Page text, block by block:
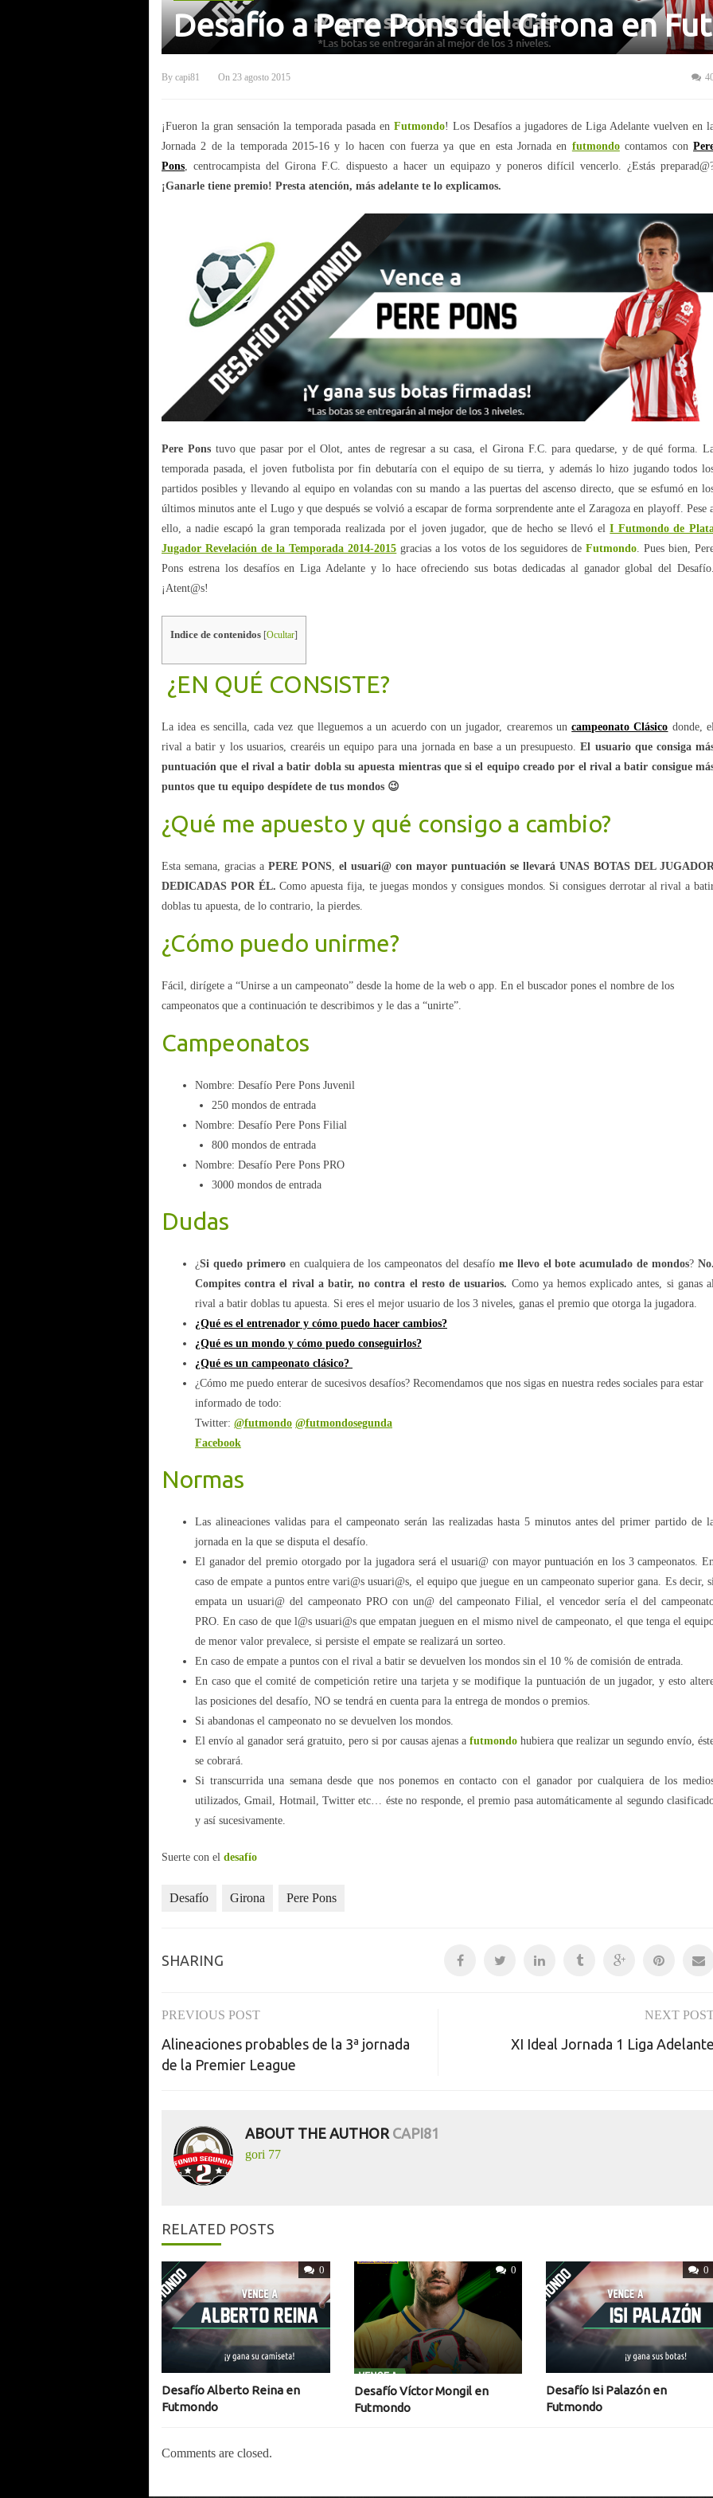
Desafío a Pere Pons del Girona en
By capi81 On 23 agosto 2015
¡Fueron la gran sensación la temporada pasada en Futmondo! Los Desafíos a jugadores de Liga Adelante vuelven en
Jornada 2 de la temporada 2015-16 y lo hacen con fuerza ya que en esta Jornada en futmondocontamos con
Pons, centrocampista del Girona F.C. dispuesto a hacer un equipazo y poneros difícil vencerlo. ¿Estás
¡Ganarle tiene premio! Presta atención, más adelante te lo explicamos.
Pere Ponstuvo que pasar por el Olot, antes de regresar a su casa, el Girona F.C. para quedarse, y de qué forma.
temporada pasada, el joven futbolista por fin debutaría con el equipo de su tierra, y además lo hizo jugando todos
partidos posibles y llevando al equipo en volandas con su mando a las puertas del ascenso directo, que se esfumó en
últimos minutos ante el Lugo y que después se volvió a escapar de forma sorprendente ante el Zaragoza en playoff. Pese
ello, a nadie escapó la gran temporada realizada por el joven jugador, que de hecho se llevó elI Futmondo de
Jugador Revelación de la Temporada 2014-2015 gracias a los votos de los seguidores de Futmondo. Pues bien,
Pons estrena los desafíos en Liga Adelante y lo hace ofreciendo sus botas dedicadas al ganador global del
¡Atent@s!
Indice de contenidos [Ocultar]
¿EN QUÉ CONSISTE?
La idea es sencilla, cada vez que lleguemos a un acuerdo con un jugador, crearemos uncampeonato Clásico donde,
rival a batir y los usuarios, crearéis un equipo para una jornada en base a un presupuesto.El usuario que consiga
puntuación que el rival a batir dobla su apuesta mientras que si el equipo creado por el rival a batir consigue
puntos que tu equipo despídete de tus mondos 😉
¿Qué me apuesto y qué consigo a cambio?
Esta semana, gracias a PERE PONS, el usuari@ con mayor puntuación se llevará UNAS BOTAS DEL
DEDICADAS POR ÉL. Como apuesta fija, te juegas mondos y consigues mondos. Si consigues derrotar al rival a
doblas tu apuesta, de lo contrario, la pierdes.
¿Cómo puedo unirme?
Fácil, dirígete a “Unirse a un campeonato” desde la home de la web o app. En el buscador pones el nombre de los
campeonatos que a continuación te describimos y le das a “unirte”.
Campeonatos
Nombre: Desafío Pere Pons Juvenil
250 mondos de entrada
Nombre: Desafío Pere Pons Filial
800 mondos de entrada
Nombre: Desafío Pere Pons PRO
3000 mondos de entrada
Dudas
¿Si quedo primeroen cualquiera de los campeonatos del desafío me llevo el bote acumulado de mondos?
Compites contra el rival a batir, no contra el resto de usuarios. Como ya hemos explicado antes, si ganas
rival a batir doblas tu apuesta. Si eres el mejor usuario de los 3 niveles, ganas el premio que otorga la jugadora.
¿Qué es el entrenador y cómo puedo hacer cambios?
¿Qué es un mondo y cómo puedo conseguirlos?
¿Qué es un campeonato clásico?
¿Cómo me puedo enterar de sucesivos desafíos? Recomendamos que nos sigas en nuestra redes sociales para estar
informado de todo:
Twitter: @futmondo @futmondosegunda
Facebook
Normas
Las alineaciones validas para el campeonato serán las realizadas hasta 5 minutos antes del primer partido de
jornada en la que se disputa el desafío.
El ganador del premio otorgado por la jugadora será el usuari@ con mayor puntuación en los 3 campeonatos.
caso de empate a puntos entre vari@s usuari@s, el equipo que juegue en un campeonato superior gana. Es decir,
empata un usuari@ del campeonato PRO con un@ del campeonato Filial, el vencedor sería el del
PRO. En caso de que l@s usuari@s que empatan jueguen en el mismo nivel de campeonato, el que tenga el
de menor valor prevalece, si persiste el empate se realizará un sorteo.
En caso de empate a puntos con el rival a batir se devuelven los mondos sin el 10 % de comisión de entrada.
En caso que el comité de competición retire una tarjeta y se modifique la puntuación de un jugador, y esto
las posiciones del desafío, NO se tendrá en cuenta para la entrega de mondos o premios.
Si abandonas el campeonato no se devuelven los mondos.
El envío al ganador será gratuito, pero si por causas ajenas a futmondo hubiera que realizar un segundo envío,
se cobrará.
Si transcurrida una semana desde que nos ponemos en contacto con el ganador por cualquiera de los
utilizados, Gmail, Hotmail, Twitter etc… éste no responde, el premio pasa automáticamente al segundo
y así sucesivamente.
Suerte con el desafío
Desafío Girona Pere Pons
SHARING
Post
navigation
PREVIOUS POST
Alineaciones probables de la 3ª jornada
de la Premier League
NEXT
XI Ideal Jornada 1 Liga
ABOUT THE AUTHOR CAPI81
gori 77
RELATED POSTS
0
Desafío Alberto Reina en
Futmondo
0
Desafío Víctor Mongil en
Futmondo
0
Desafío Isi Palazón en
Futmondo
Comments are closed.